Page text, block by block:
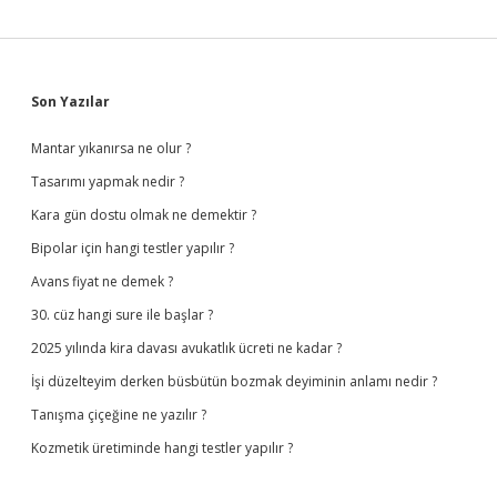
Sidebar
Son Yazılar
Mantar yıkanırsa ne olur ?
Tasarımı yapmak nedir ?
Kara gün dostu olmak ne demektir ?
Bipolar için hangi testler yapılır ?
Avans fiyat ne demek ?
30. cüz hangi sure ile başlar ?
2025 yılında kira davası avukatlık ücreti ne kadar ?
İşi düzelteyim derken büsbütün bozmak deyiminin anlamı nedir ?
Tanışma çiçeğine ne yazılır ?
Kozmetik üretiminde hangi testler yapılır ?